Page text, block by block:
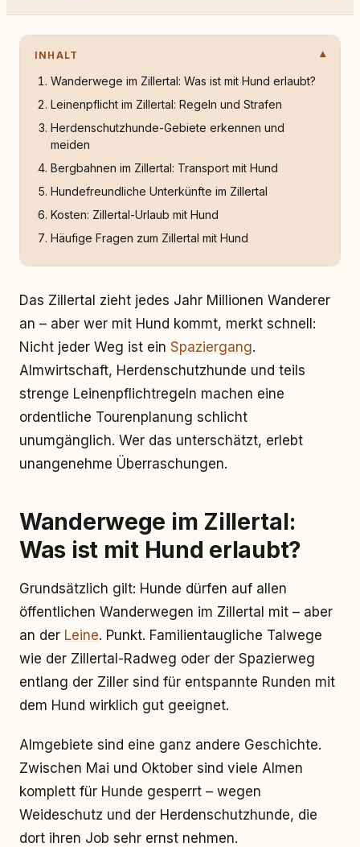
INHALT
Wanderwege im Zillertal: Was ist mit Hund erlaubt?
Leinenpflicht im Zillertal: Regeln und Strafen
Herdenschutzhunde-Gebiete erkennen und
meiden
Bergbahnen im Zillertal: Transport mit Hund
Hundefreundliche Unterkünfte im Zillertal
Kosten: Zillertal-Urlaub mit Hund
Häufige Fragen zum Zillertal mit Hund
Das Zillertal zieht jedes Jahr Millionen Wanderer
an – aber wer mit Hund kommt, merkt schnell:
Nicht jeder Weg ist ein Spaziergang.
Almwirtschaft, Herdenschutzhunde und teils
strenge Leinenpflichtregeln machen eine
ordentliche Tourenplanung schlicht
unumgänglich. Wer das unterschätzt, erlebt
unangenehme Überraschungen.
Wanderwege im Zillertal:
Was ist mit Hund erlaubt?
Grundsätzlich gilt: Hunde dürfen auf allen
öffentlichen Wanderwegen im Zillertal mit – aber
an der Leine. Punkt. Familientaugliche Talwege
wie der Zillertal-Radweg oder der Spazierweg
entlang der Ziller sind für entspannte Runden mit
dem Hund wirklich gut geeignet.
Almgebiete sind eine ganz andere Geschichte.
Zwischen Mai und Oktober sind viele Almen
komplett für Hunde gesperrt – wegen
Weideschutz und der Herdenschutzhunde, die
dort ihren Job sehr ernst nehmen.